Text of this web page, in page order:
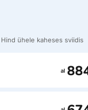
Hind ühele kaheses sviidis
al